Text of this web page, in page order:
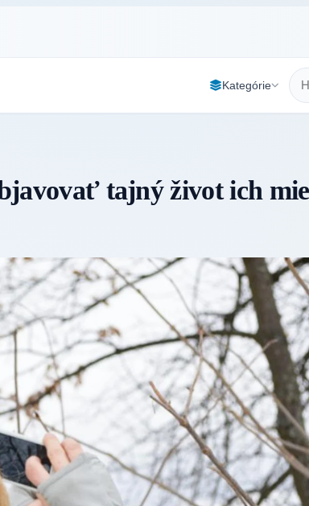
Kategórie
tajný život ich